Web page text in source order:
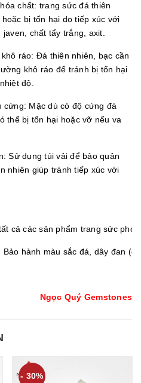
chất: trang sức đá thiên
bị tổn hại do tiếp xúc với
chất tẩy trắng, axit.
ráo: Đá thiên nhiên, bạc cần
khô ráo để tránh bị tổn hại
độ.
cứng: Mặc dù có độ cứng đá
thể bị tổn hại hoặc vỡ nếu va
Sử dụng túi vải để bảo quản
nhiên giúp tránh tiếp xúc với
cả các sản phẩm trang sức
Bảo hành màu sắc đá, dây đan
Ngọc Quý Gemstones
- 30%